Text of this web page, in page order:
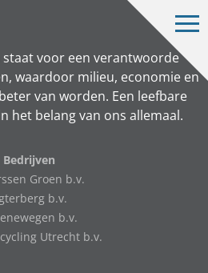
voor een verantwoorde
waardoor milieu, economie en
van worden. Een leefbare
het belang van ons allemaal.
Bedrijven
Groen b.v.
b.v.
b.v.
Utrecht b.v.